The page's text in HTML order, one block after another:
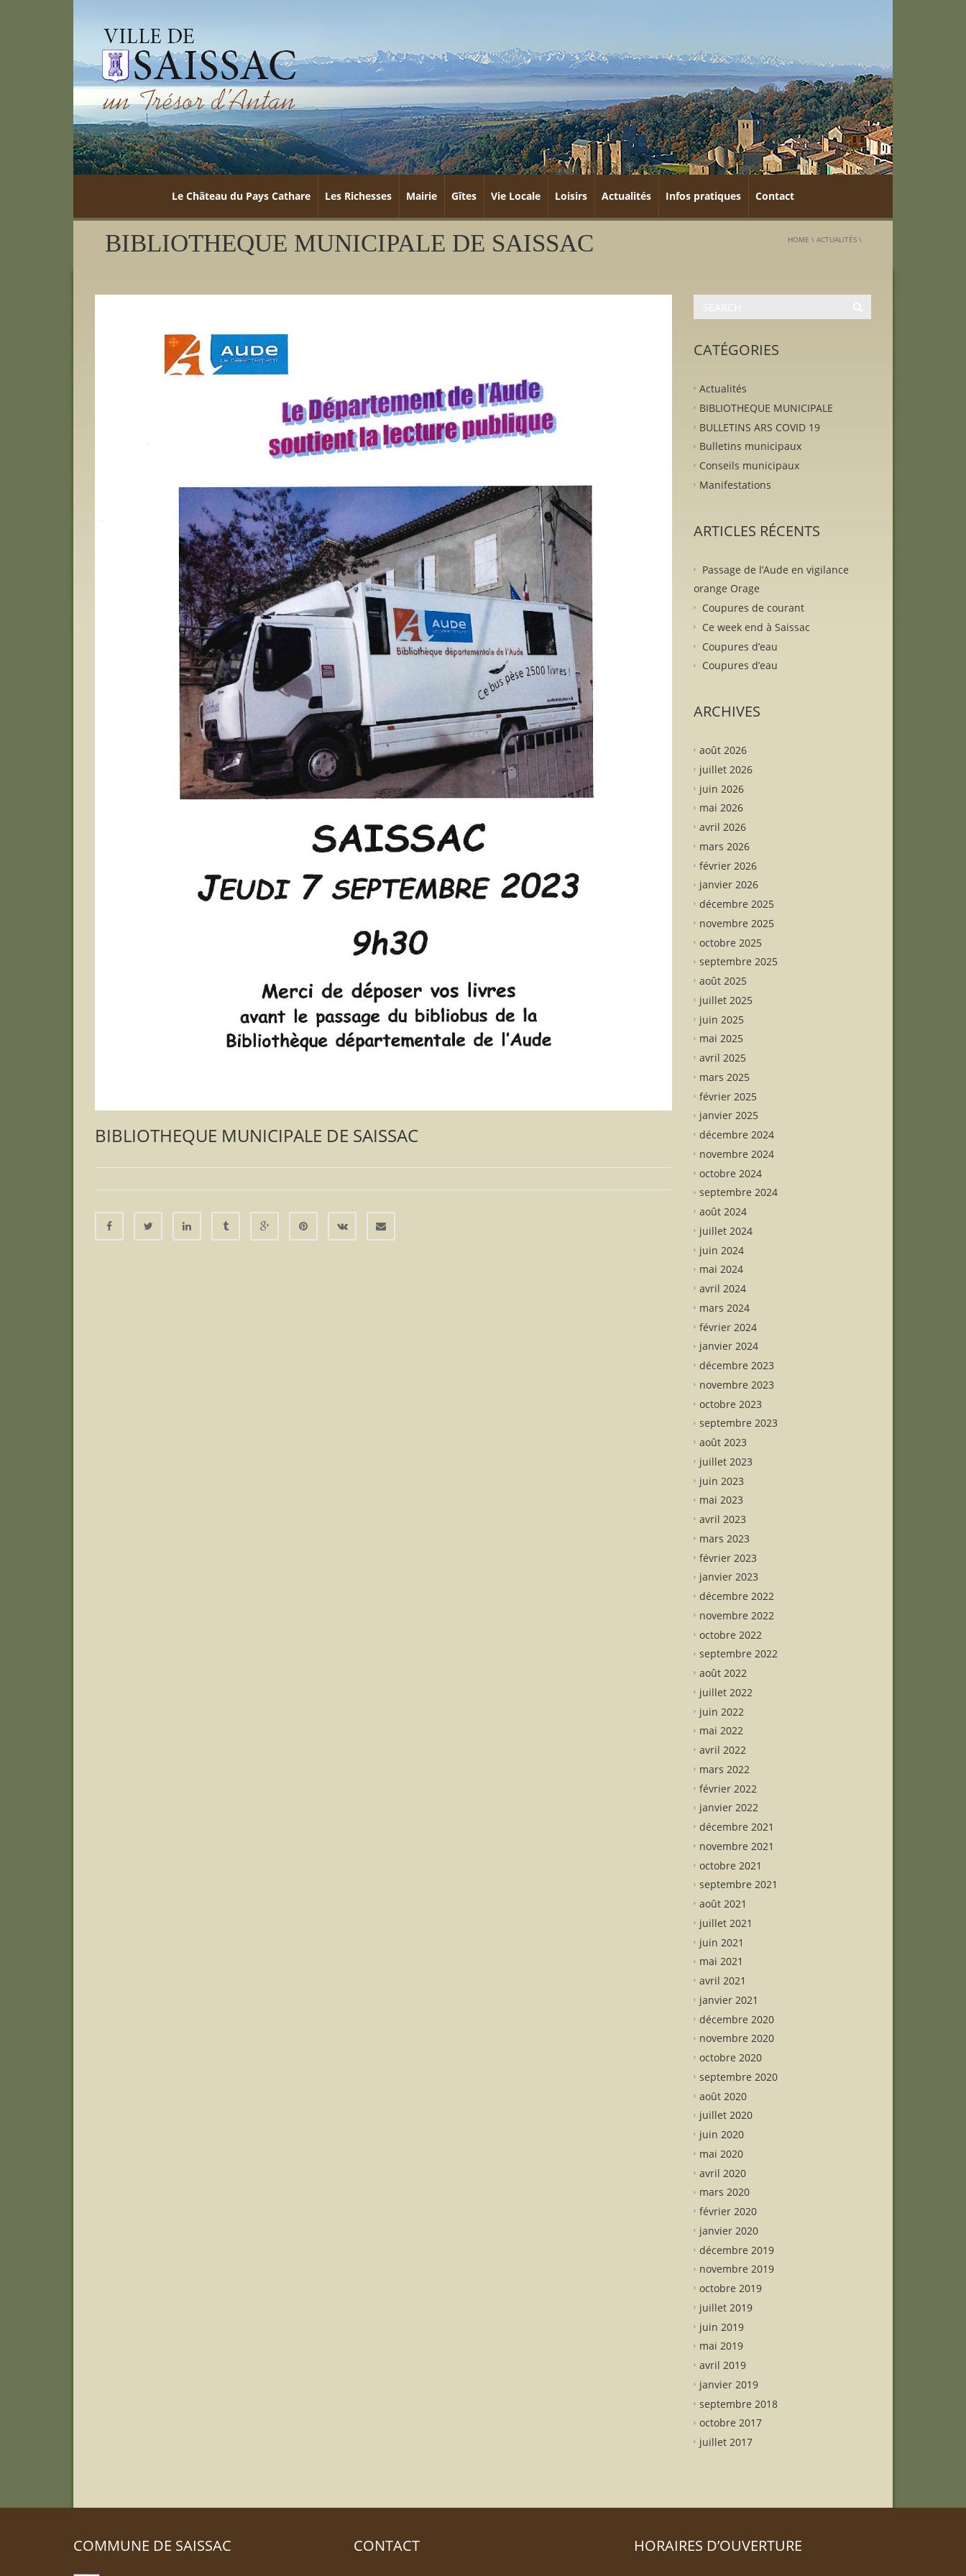
Le Château du Pays Cathare Les Richesses Mairie Gîtes Vie Locale Loisirs Actualités Infos pratiques Contact
BIBLIOTHEQUE MUNICIPALE DE SAISSAC HOME \ ACTUALITÉS\
BIBLIOTHEQUE MUNICIPALE DE SAISSAC
CATÉGORIES
Actualités
BIBLIOTHEQUE MUNICIPALE
BULLETINS ARS COVID 19
Bulletins municipaux
Conseils municipaux
Manifestations
ARTICLES RÉCENTS
Passage de l’Aude en vigilance
orange Orage
Coupures de courant
Ce week end à Saissac
Coupures d’eau
Coupures d’eau
ARCHIVES
août 2026
juillet 2026
juin 2026
mai 2026
avril 2026
mars 2026
février 2026
janvier 2026
décembre 2025
novembre 2025
octobre 2025
septembre 2025
août 2025
juillet 2025
juin 2025
mai 2025
avril 2025
mars 2025
février 2025
janvier 2025
décembre 2024
novembre 2024
octobre 2024
septembre 2024
août 2024
juillet 2024
juin 2024
mai 2024
avril 2024
mars 2024
février 2024
janvier 2024
décembre 2023
novembre 2023
octobre 2023
septembre 2023
août 2023
juillet 2023
juin 2023
mai 2023
avril 2023
mars 2023
février 2023
janvier 2023
décembre 2022
novembre 2022
octobre 2022
septembre 2022
août 2022
juillet 2022
juin 2022
mai 2022
avril 2022
mars 2022
février 2022
janvier 2022
décembre 2021
novembre 2021
octobre 2021
septembre 2021
août 2021
juillet 2021
juin 2021
mai 2021
avril 2021
janvier 2021
décembre 2020
novembre 2020
octobre 2020
septembre 2020
août 2020
juillet 2020
juin 2020
mai 2020
avril 2020
mars 2020
février 2020
janvier 2020
décembre 2019
novembre 2019
octobre 2019
juillet 2019
juin 2019
mai 2019
avril 2019
janvier 2019
septembre 2018
octobre 2017
juillet 2017
COMMUNE DE SAISSAC CONTACT HORAIRES D’OUVERTURE